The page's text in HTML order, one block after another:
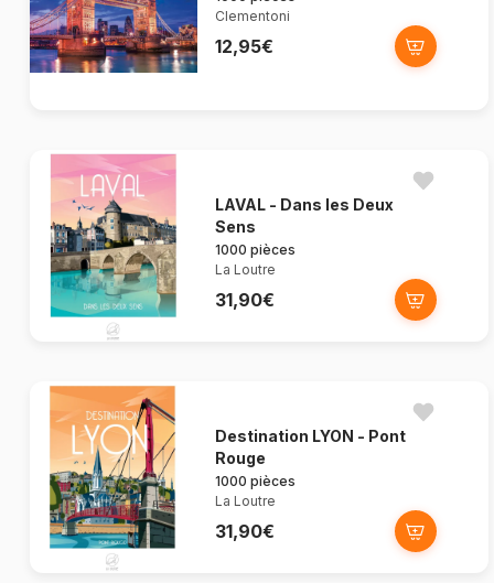
Clementoni
12,95€
LAVAL - Dans les Deux
Sens
1000 pièces
La Loutre
31,90€
Destination LYON - Pont
Rouge
1000 pièces
La Loutre
31,90€